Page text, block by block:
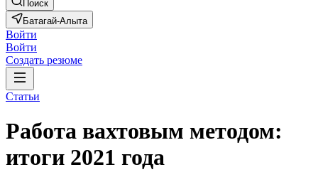
Поиск
Батагай-Алыта
Войти
Войти
Создать резюме
Статьи
Работа вахтовым методом:
итоги 2021 года